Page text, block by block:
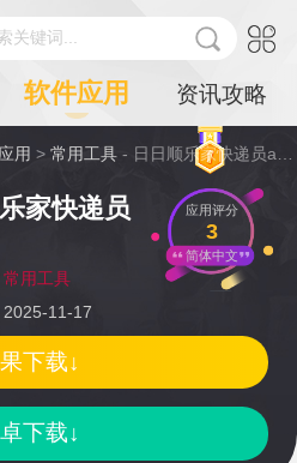
关键词...
软件应用 资讯攻略
用 >常用工具 - 日日顺乐家快递员app详情
家快递员
常用工具
11-17
应用评分
3
简体中文
下载↓
下载↓